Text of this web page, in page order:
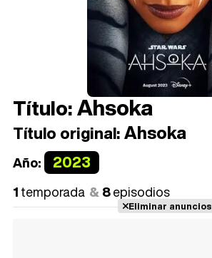
Título:Ahsoka
Título original:Ahsoka
Año: 2023
1temporada 8episodios
Eliminar anuncios